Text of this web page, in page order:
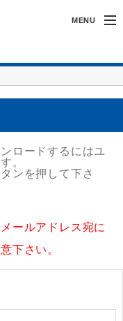
MENU
ロードするにはユ
。
ンを押して下さ
ールアドレス宛に
下さい。